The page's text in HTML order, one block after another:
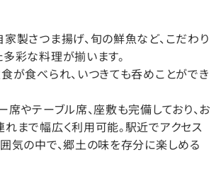
製さつま揚げ、旬の鮮魚など、こだわり
彩な料理が揃います。
が食べられ、いつきても呑めことができ
席やテーブル席、座敷も完備しており、お
まで幅広く利用可能。駅近でアクセス
気の中で、郷土の味を存分に楽しめる